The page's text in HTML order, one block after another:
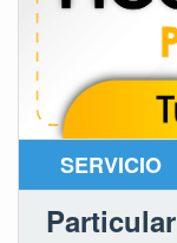
SERVICIO
Particular